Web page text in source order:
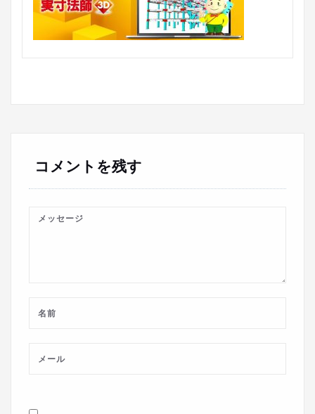
コメントを残す